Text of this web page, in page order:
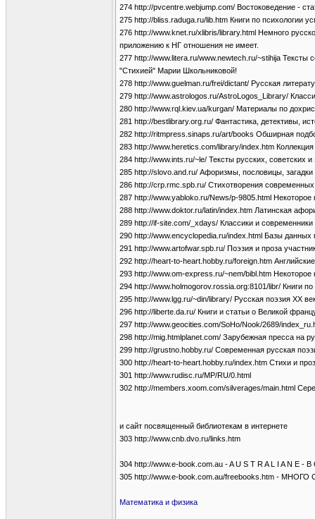
274 http://pvcentre.webjump.com/ Востоковедение -
275 http://bliss.raduga.ru/lib.htm Книги по психологии
276 http://www.knet.ru/xlibris/library.html Немного
приложению к НГ отношения не имеет.
277 http://www.litera.ru/www.newtech.ru/~stihija Тексты
"Стихией" Марии Школьниковой!
278 http://www.guelman.ru/frei/dictant/ Русская
279 http://www.astrologos.ru/AstroLogos_Library/
280 http://www.rql.kiev.ua/kurgan/ Материалы по
281 http://bestlibrary.org.ru/ Фантастика, детективы,
282 http://ritmpress.sinaps.ru/art/books Обширная
283 http://www.heretics.com/library/index.htm
284 http://www.ints.ru/~le/ Тексты русских, советских
285 http://slovo.and.ru/ Афоризмы, пословицы, загадки
286 http://crp.rmc.spb.ru/ Стихотворения современных
287 http://www.yabloko.ru/News/p-9805.html
288 http://www.doktor.ru/latin/index.htm Латинская
289 http://if-site.com/_xdays/ Классики и современники
290 http://www.encyclopedia.ru/index.html Базы
291 http://www.artofwar.spb.ru/ Поэзия и проза
292 http://heart-to-heart.hobby.ru/foreign.htm
293 http://www.om-express.ru/~nem/bibl.htm
294 http://www.holmogorov.rossia.org:8101/libr/ Книги
295 http://www.lgg.ru/~din/library/ Русская поэзия ХХ
296 http://liberte.da.ru/ Книги и статьи о Великой
297 http://www.geocities.com/SoHo/Nook/2689/
298 http://mig.htmlplanet.com/ Зарубежная пресса на
299 http://grustno.hobby.ru/ Современная русская
300 http://heart-to-heart.hobby.ru/index.htm Стихи и
301 http://www.rudisc.ru/MP/RU/0.html
302 http://members.xoom.com/silverages/main.html
и сайт посвященный библиотекам в интернете
303 http://www.cnb.dvo.ru/links.htm
304 http://www.e-book.com.au - A U S T R A L I A N E -
305 http://www.e-book.com.au/freebooks.htm -
Математика и физика